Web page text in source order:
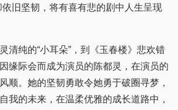
依旧坚韧，将有喜有悲的剧中人生呈现
纯的“小耳朵”，到《玉春楼》悲欢错
缘际会而成为演员的陈都灵，在演员的
顺。她的坚韧勇敢令她勇于破圈寻梦，
我的未来，在温柔优雅的成长道路中，